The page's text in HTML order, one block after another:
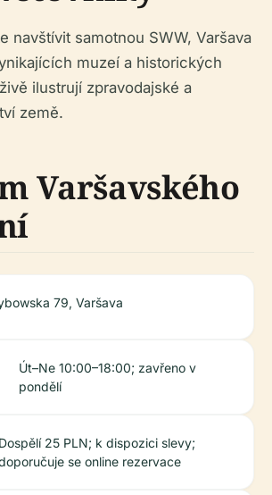
navštívit samotnou SWW, Varšava
muzeí a historických
ilustrují zpravodajské a
země.
Varšavského
79, Varšava
Út–Ne 10:00–18:00; zavřeno v
pondělí
Dospělí 25 PLN; k dispozici slevy;
se online rezervace